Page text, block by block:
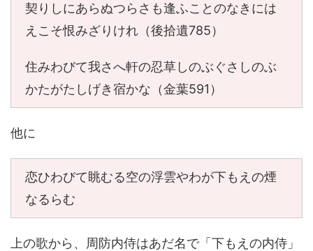
契りしにあらぬつらさも逢ふことのなきには
えこそ恨みざりけれ（後拾遺785）
住みわびて我さへ軒の忍草しのぶぐさしのぶ
かたがたしげき宿かな（金葉591）
他に
恋ひわびて眺むる空の浮雲やわが下もえの煙
なるらむ
上の歌から、周防内侍はあだ名で「下もえの内侍」